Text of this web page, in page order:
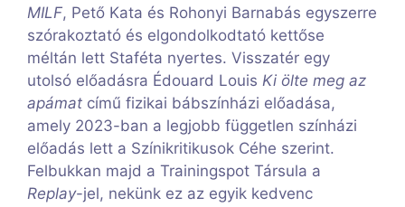
MILF, Pető Kata és Rohonyi Barnabás egyszerre
szórakoztató és elgondolkodtató kettőse
méltán lett Staféta nyertes. Visszatér egy
utolsó előadásra Édouard Louis Ki ölte meg az
apámat című fizikai bábszínházi előadása,
amely 2023-ban a legjobb független színházi
előadás lett a Színikritikusok Céhe szerint.
Felbukkan majd a Trainingspot Társula a
Replay-jel, nekünk ez az egyik kedvenc